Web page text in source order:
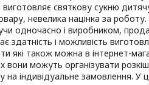
святкову сукню
невелика націнка за
одночасно і виробником,
здатність і можливість
які також можна в інтернет-
вони можуть організувати
індивідуальне замовлення. У